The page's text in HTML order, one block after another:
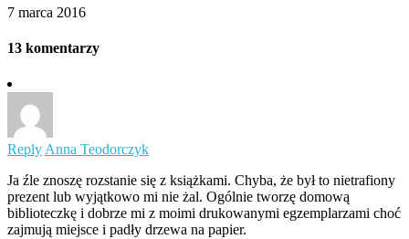
7 marca 2016
13 komentarzy
Reply Anna Teodorczyk
Ja źle znoszę rozstanie się z książkami. Chyba, że był to nietrafiony
prezent lub wyjątkowo mi nie żal. Ogólnie tworzę domową
biblioteczkę i dobrze mi z moimi drukowanymi egzemplarzami choć
zajmują miejsce i padły drzewa na papier.